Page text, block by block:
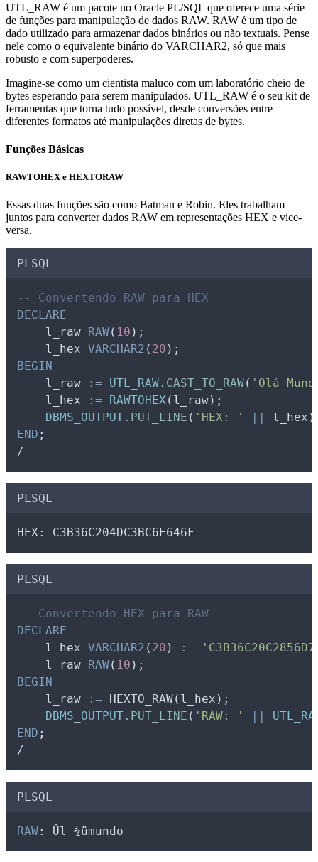
UTL_RAW é um pacote no Oracle PL/SQL que oferece uma série
de funções para manipulação de dados RAW. RAW é um tipo de
dado utilizado para armazenar dados binários ou não textuais. Pense
nele como o equivalente binário do VARCHAR2, só que mais
robusto e com superpoderes.
Imagine-se como um cientista maluco com um laboratório cheio de
bytes esperando para serem manipulados. UTL_RAW é o seu kit de
ferramentas que torna tudo possível, desde conversões entre
diferentes formatos até manipulações diretas de bytes.
Funções Básicas
RAWTOHEX e HEXTORAW
Essas duas funções são como Batman e Robin. Eles trabalham
juntos para converter dados RAW em representações HEX e vice-
versa.
PLSQL
-- Convertendo RAW para HEX
DECLARE
l_raw
RAW( 10 );
l_hex VARCHAR2 ( 20 );
BEGIN
l_raw
:= UTL_RAW. CAST_TO_RAW( 'Olá
l_hex
:= RAWTOHEX( l_raw);
DBMS_OUTPUT. PUT_LINE ( 'HEX: ' l_hex
END ;
/
PLSQL
HEX: C3B36C204DC3BC6E646F
PLSQL
-- Convertendo HEX para RAW
DECLARE
l_hex VARCHAR2 ( 20 ) :=
l_raw
RAW( 10 );
BEGIN
l_raw
:= HEXTO_RAW( l_hex );
DBMS_OUTPUT. PUT_LINE ( 'RAW: '
END ;
/
PLSQL
RAW: Ûl ¾ümundo